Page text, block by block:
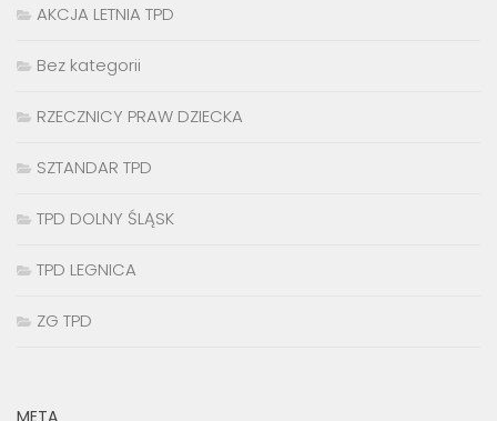
AKCJA LETNIA TPD
Bez kategorii
RZECZNICY PRAW DZIECKA
SZTANDAR TPD
TPD DOLNY ŚLĄSK
TPD LEGNICA
ZG TPD
META